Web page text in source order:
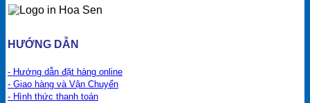
HƯỚNG DẪN
- Hướng dẫn đặt hàng online
- Giao hàng và Vận Chuyển
- Hình thức thanh toán